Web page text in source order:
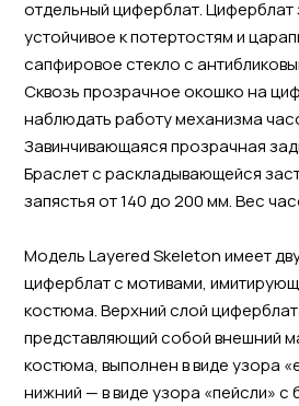
отдельный циферблат. Циферблат
устойчивое к потертостям и
сапфировое стекло с
Сквозь прозрачное окошко на
наблюдать работу механизма
Завинчивающаяся прозрачная
Браслет с раскладывающейся
запястья от 140 до 200 мм. Вес
Модель Layered Skeleton имеет
циферблат с мотивами,
костюма. Верхний слой
представляющий собой внешний
костюма, выполнен в виде узора
нижний — в виде узора «пейсли» с